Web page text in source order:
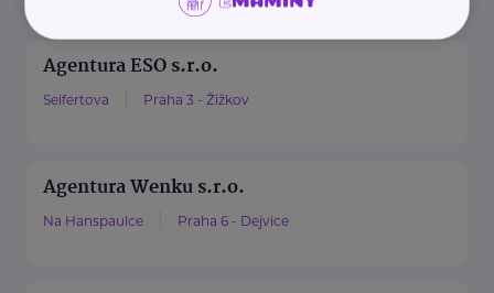
Agentura ESO s.r.o.
Seifertova Praha 3 - Žižkov
Agentura Wenku s.r.o.
Na Hanspaulce Praha 6 - Dejvice